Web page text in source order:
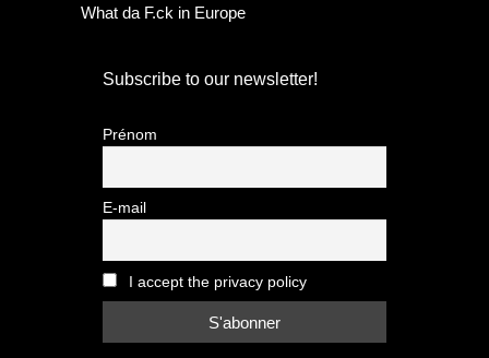
What da F.ck in Europe
Subscribe to our newsletter!
Prénom
E-mail
I accept the privacy policy